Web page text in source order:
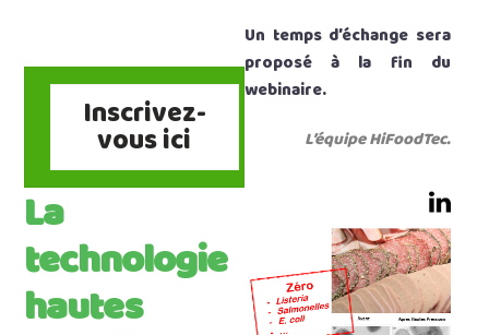
Inscrivez-
vous ici
Un temps d’échange sera
proposé à la fin du
webinaire.
L’équipe HiFoodTec.
La
technologie
hautes